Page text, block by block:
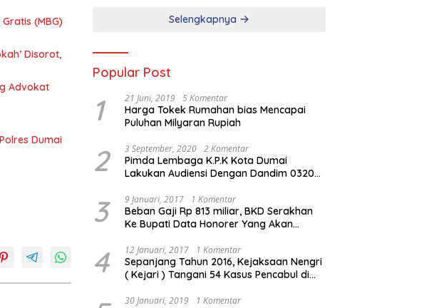
(MBG)
Disorot,
Advokat
Dumai
Selengkapnya
Popular Post
1 21 Juni, 2019 5 Komentar
Harga Tokek Rumahan bias Mencapai
Puluhan Milyaran Rupiah
2 3 September, 2020 2 Komentar
Pimda Lembaga K.P.K Kota Dumai
Lakukan Audiensi Dengan Dandim 0320
3 9 Januari, 2017 1 Komentar
Beban Gaji Rp 813 miliar, BKD Serakhan
Ke Bupati Data Honorer Yang Akan
4 12 Januari, 2017 1 Komentar
Sepanjang Tahun 2016, Kejaksaan Nengri
( Kejari ) Tangani 54 Kasus Pencabul di
30 Januari, 2019 1 Komentar